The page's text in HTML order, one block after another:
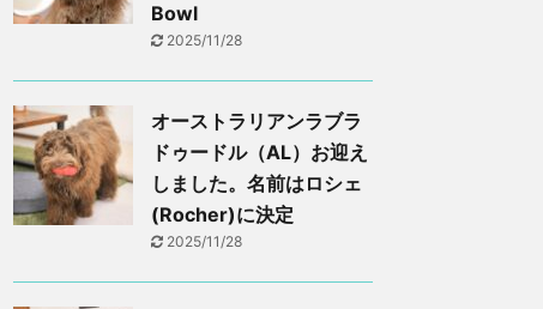
Bowl
2025/11/28
オーストラリアンラブラ
ドゥードル（AL）お迎え
しました。名前はロシェ
(Rocher)に決定
2025/11/28